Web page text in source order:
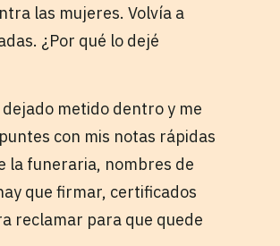
las mujeres. Volvía a
¿Por qué lo dejé
metido dentro y me
con mis notas rápidas
la funeraria, nombres de
que firmar, certificados
reclamar para que quede